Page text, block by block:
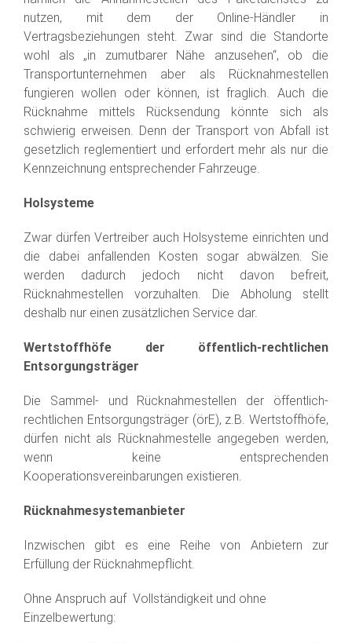
nutzen, mit dem der Online-Händler in
Vertragsbeziehungen steht. Zwar sind die Standorte
wohl als „in zumutbarer Nähe anzusehen“, ob die
Transportunternehmen aber als Rücknahmestellen
fungieren wollen oder können, ist fraglich. Auch die
Rücknahme mittels Rücksendung könnte sich als
schwierig erweisen. Denn der Transport von Abfall ist
gesetzlich reglementiert und erfordert mehr als nur die
Kennzeichnung entsprechender Fahrzeuge.
Holsysteme
Zwar dürfen Vertreiber auch Holsysteme einrichten und
die dabei anfallenden Kosten sogar abwälzen. Sie
werden dadurch jedoch nicht davon befreit,
Rücknahmestellen vorzuhalten. Die Abholung stellt
deshalb nur einen zusätzlichen Service dar.
Wertstoffhöfe der öffentlich-rechtlichen
Entsorgungsträger
Die Sammel- und Rücknahmestellen der öffentlich-
rechtlichen Entsorgungsträger (örE), z.B. Wertstoffhöfe,
dürfen nicht als Rücknahmestelle angegeben werden,
wenn keine entsprechenden
Kooperationsvereinbarungen existieren.
Rücknahmesystemanbieter
Inzwischen gibt es eine Reihe von Anbietern zur
Erfüllung der Rücknahmepflicht.
Ohne Anspruch auf Vollständigkeit und ohne
Einzelbewertung: